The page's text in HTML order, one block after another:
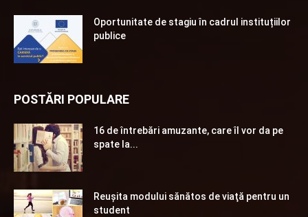
Oportunitate de stagiu în cadrul instituțiilor
publice
POSTĂRI POPULARE
16 de întrebări amuzante, care îl vor da pe
spate la...
Reuşita modului sănătos de viaţă pentru un
student